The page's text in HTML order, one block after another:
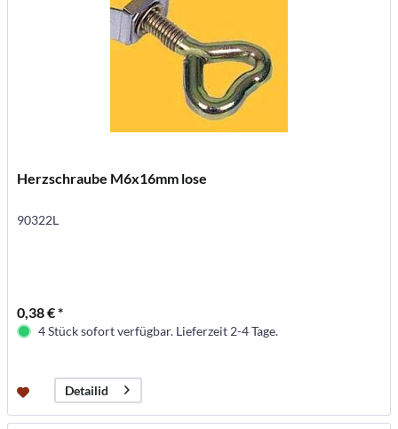
Herzschraube M6x16mm lose
90322L
0,38 € *
4 Stück sofort verfügbar. Lieferzeit 2-4 Tage.
Detailid